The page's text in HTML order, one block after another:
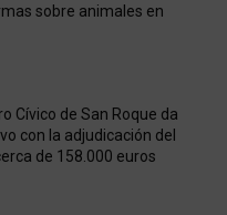
sobre animales en
Cívico de San Roque da
con la adjudicación del
de 158.000 euros